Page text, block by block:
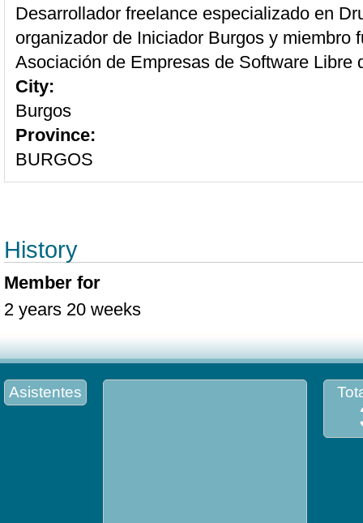
Desarrollador freelance especializado en
organizador de Iniciador Burgos y miembro
Asociación de Empresas de Software Libre
City:
Burgos
Province:
BURGOS
History
Member for
2 years 20 weeks
Asistentes